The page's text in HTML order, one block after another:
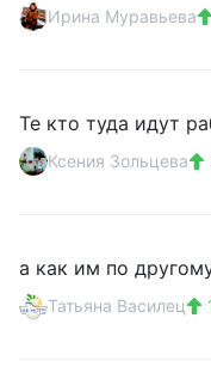
Ирина Муравьева
Те кто туда идут
Ксения Зольцева
а как им по
Татьяна Василец